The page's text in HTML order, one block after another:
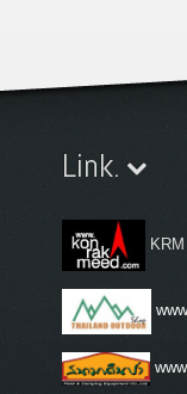
Link.
KRM